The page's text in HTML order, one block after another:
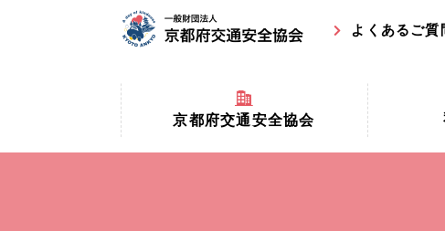
よくあるご質
京都府交通安全協会
京都府交通安全協会とは？
京都府交通